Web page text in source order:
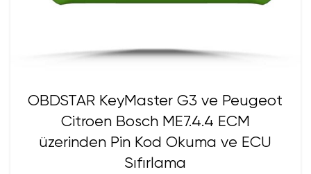
OBDSTAR KeyMaster G3 ve Peugeot
Citroen Bosch ME7.4.4 ECM
üzerinden Pin Kod Okuma ve ECU
Sıfırlama